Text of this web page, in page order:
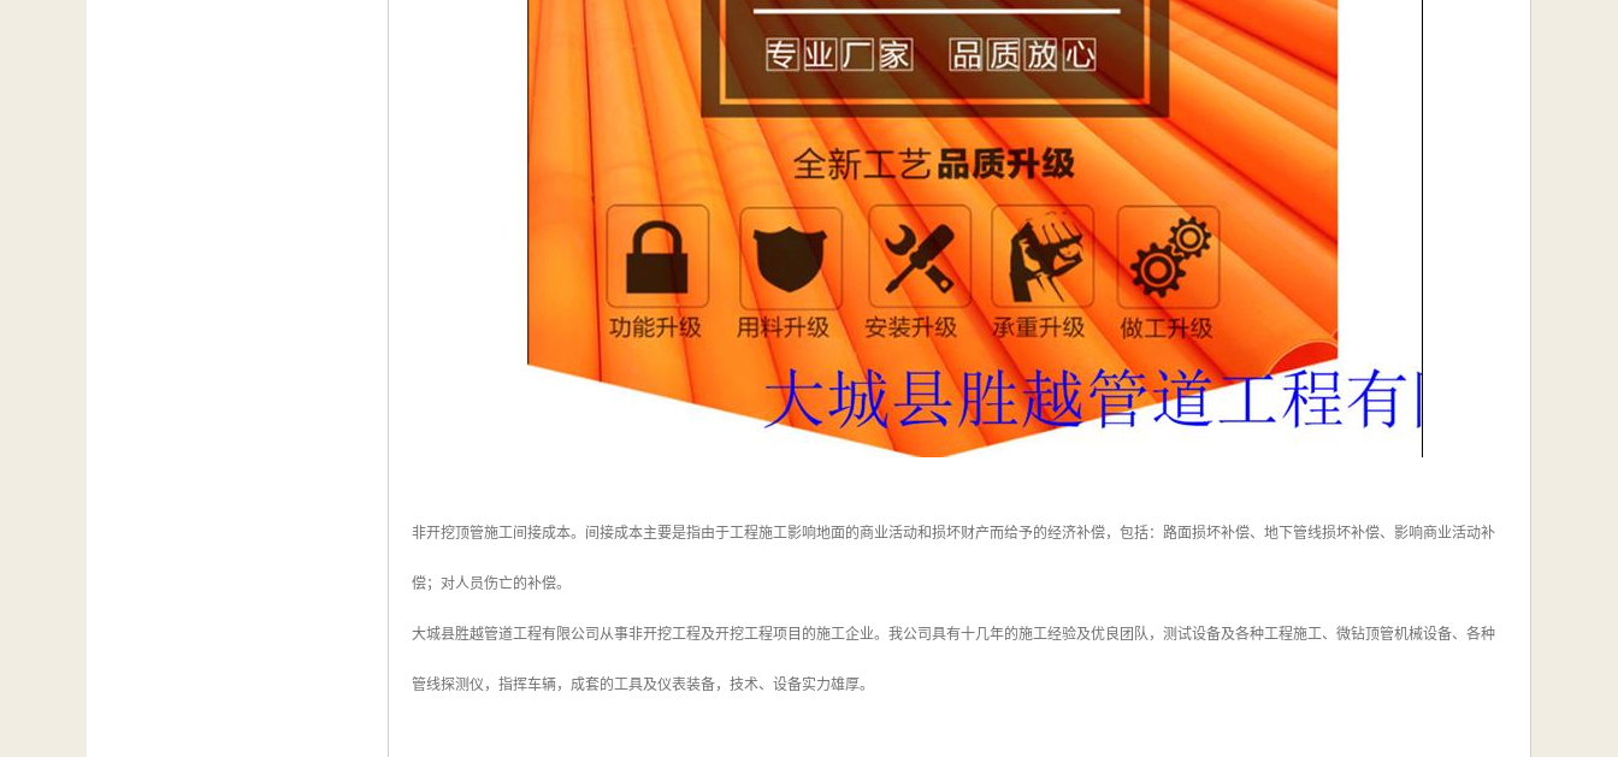
非开挖顶管施工间接成本。间接成本主要是指由于工程施工影响地面的商业活动和损坏财产而给予的经济补偿，包括：路面损坏补偿、地下管线损坏补偿、影响商业活动补
偿；对人员伤亡的补偿。
大城县胜越管道工程有限公司从事非开挖工程及开挖工程项目的施工企业。我公司具有十几年的施工经验及优良团队，测试设备及各种工程施工、微钻顶管机械设备、各种
管线探测仪，指挥车辆，成套的工具及仪表装备，技术、设备实力雄厚。